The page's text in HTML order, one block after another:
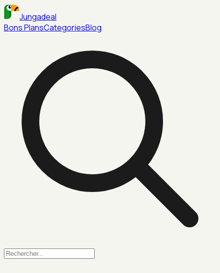
Jungadeal
Bons PlansCategoriesBlog